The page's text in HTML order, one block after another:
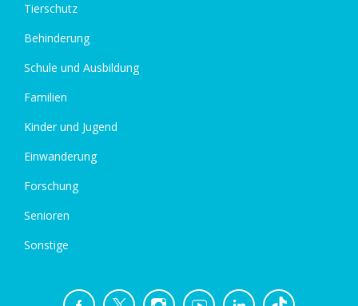
Tierschutz
Behinderung
Schule und Ausbildung
Familien
Kinder und Jugend
Einwanderung
Forschung
Senioren
Sonstige